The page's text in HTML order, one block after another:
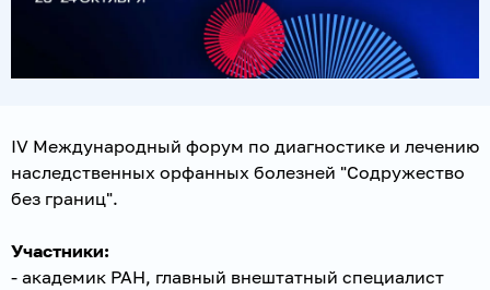
IV Международный форум по диагностике и лечению
наследственных орфанных болезней "Содружество
без границ".
Участники:
- академик РАН, главный внештатный специалист